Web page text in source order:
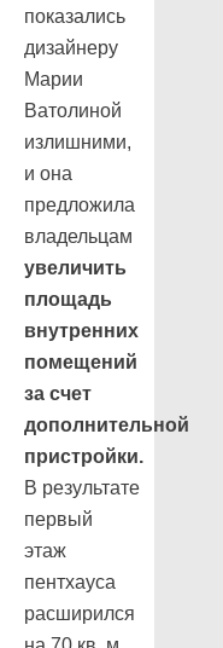
показались
дизайнеру
Марии
Ватолиной
излишними,
и она
предложила
владельцам
увеличить
площадь
внутренних
помещений
за счет
дополнительной
пристройки.
В результате
первый
этаж
пентхауса
расширился